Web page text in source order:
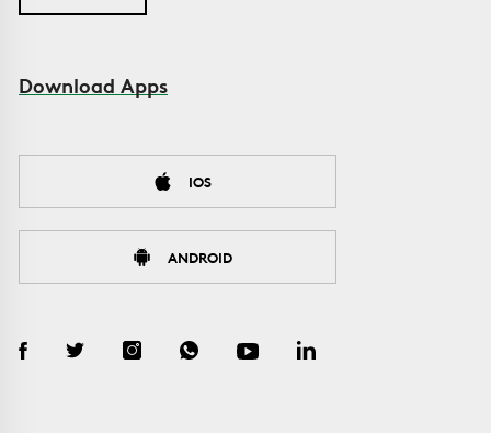
Download Apps
IOS
ANDROID